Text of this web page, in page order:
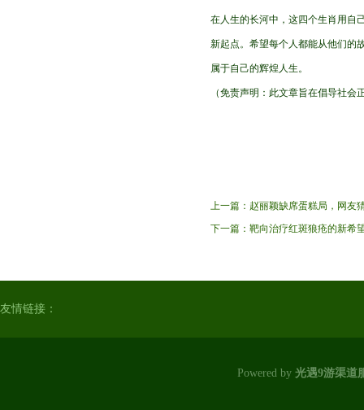
在人生的长河中，这四个生肖用自
新起点。希望每个人都能从他们的
属于自己的辉煌人生。
（免责声明：此文章旨在倡导社
上一篇： 赵丽颖缺席蛋糕局，网友
下一篇： 靶向治疗红斑狼疮的新希
友情链接：
Powered by 光遇9游渠道